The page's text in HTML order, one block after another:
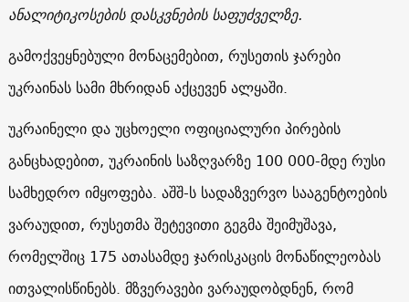
ანალიტიკოსების დასკვნების საფუძველზე.
გამოქვეყნებული მონაცემებით, რუსეთის ჯარები
უკრაინას სამი მხრიდან აქცევენ ალყაში.
უკრაინელი და უცხოელი ოფიციალური პირების
განცხადებით, უკრაინის საზღვარზე 100 000-მდე რუსი
სამხედრო იმყოფება. აშშ-ს სადაზვერვო სააგენტოების
ვარაუდით, რუსეთმა შეტევითი გეგმა შეიმუშავა,
რომელშიც 175 ათასამდე ჯარისკაცის მონაწილეობას
ითვალისწინებს. მზვერავები ვარაუდობდნენ, რომ